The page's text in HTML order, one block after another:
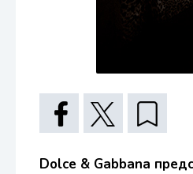
Dolce & Gabbana